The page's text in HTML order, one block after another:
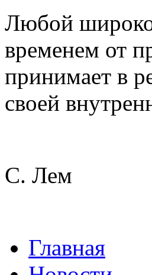
Любой широко
временем от
принимает в
своей
С. Лем
Главная